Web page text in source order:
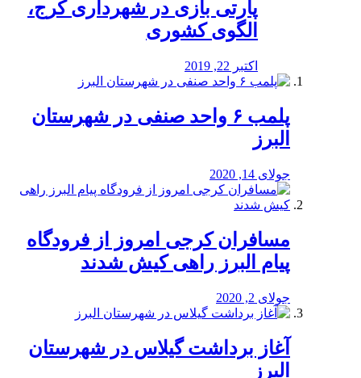
پارتی بازی در شهرداری کرج،
الگوی کشوری
اکتبر 22, 2019
پلمب ۶ واحد صنفی در شهرستان
البرز
جولای 14, 2020
مسافران کرجی امروز از فرودگاه
پیام البرز راهی کیش شدند
جولای 2, 2020
آغاز برداشت گیلاس در شهرستان
البرز